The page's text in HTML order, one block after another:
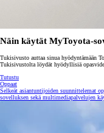
Näin käytät MyToyota-
Tukisivusto auttaa sinua hyödyntämään
Tukisivustolta löydät hyödyllisiä
Tutustu
Oppaat
Selkeät asiantuntijoiden suunnittelemat
sovelluksen sekä multimediapalvelujen